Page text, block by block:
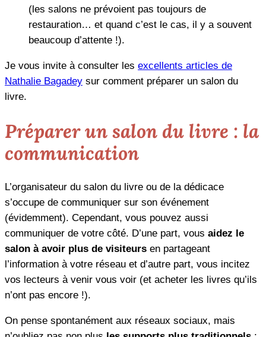
(les salons ne prévoient pas toujours de
restauration… et quand c’est le cas, il y a souvent
beaucoup d’attente !).
Je vous invite à consulter les excellents articles de
Nathalie Bagadey sur comment préparer un salon du
livre.
Préparer un salon du livre : la
communication
L’organisateur du salon du livre ou de la dédicace
s’occupe de communiquer sur son événement
(évidemment). Cependant, vous pouvez aussi
communiquer de votre côté. D’une part, vous aidez le
salon à avoir plus de visiteurs en partageant
l’information à votre réseau et d’autre part, vous incitez
vos lecteurs à venir vous voir (et acheter les livres qu’ils
n’ont pas encore !).
On pense spontanément aux réseaux sociaux, mais